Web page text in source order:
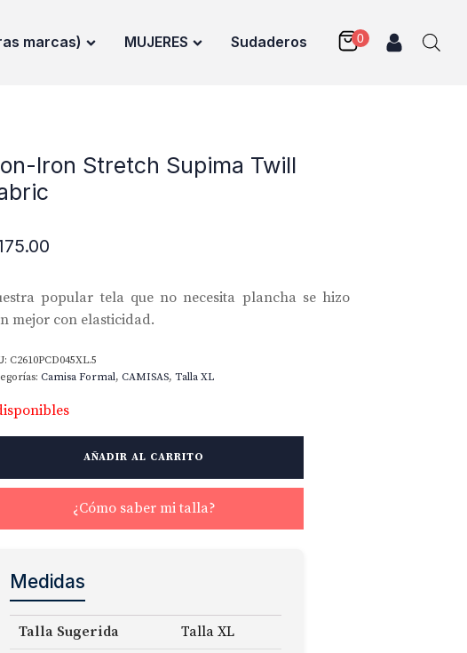
marcas) MUJERES Sudaderos
Iron Stretch Supima Twill
popular tela que no necesita plancha se hizo
mejor con elasticidad.
C2610PCD045XL.5
Camisa Formal, CAMISAS, Talla XL
AÑADIR AL CARRITO
¿Cómo saber mi talla?
Medidas
Talla Sugerida
Talla XL